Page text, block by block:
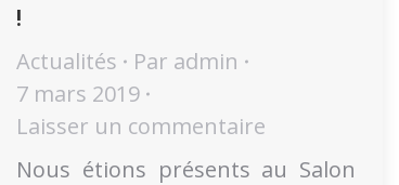
!
Actualités Par admin
7 mars 2019
Laisser un commentaire
Nous étions présents au Salon